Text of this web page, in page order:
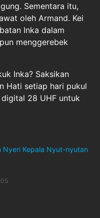
Sementara itu,
oleh Armand. Kei
Inka dalam
menggerebek
Inka? Saksikan
Hati setiap hari pukul
digital 28 UHF untuk
Nyeri Kepala Nyut-nyutan